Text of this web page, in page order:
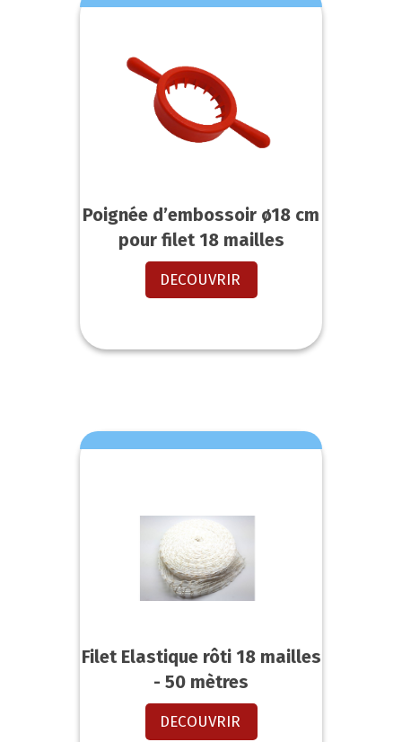
Poignée d’embossoir ø18 cm
pour filet 18 mailles
DECOUVRIR
Filet Elastique rôti 18 mailles
- 50 mètres
DECOUVRIR